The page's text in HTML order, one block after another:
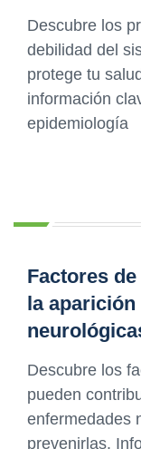
Descubre los
debilidad del
protege tu
información
epidemiología
Factores
la aparición
Descubre los
pueden
enfermedades
prevenirlas.